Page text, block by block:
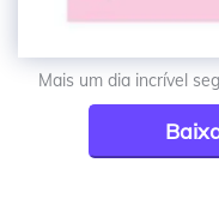
Mais um dia incrível